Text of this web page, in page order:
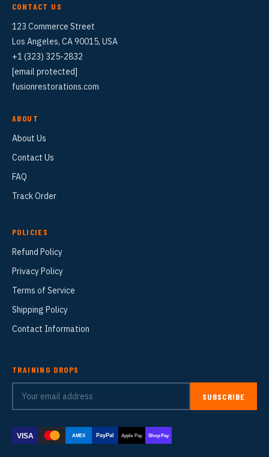
CONTACT US
123 Commerce Street
Los Angeles, CA 90015, USA
+1 (323) 325-2832
[email protected]
fusionrestorations.com
ABOUT
About Us
Contact Us
FAQ
Track Order
POLICIES
Refund Policy
Privacy Policy
Terms of Service
Shipping Policy
Contact Information
TRAINING DROPS
SUBSCRIBE
VISA AMEX PayPal Apple Pay Shop Pay